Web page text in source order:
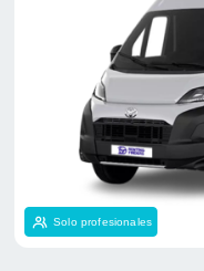
Solo profesionales